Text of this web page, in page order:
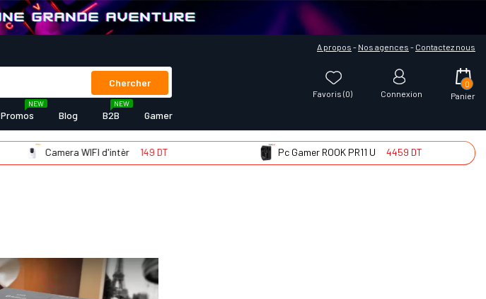
A propos - Nos agences - Contactez nous
Chercher
Favoris (0) Connexion Panier
0
Promos
NEW
Blog B2B
NEW
Gamer
Camera WIFI d'intèr 149 DT Pc Gamer ROOK PR11 U 4459 DT